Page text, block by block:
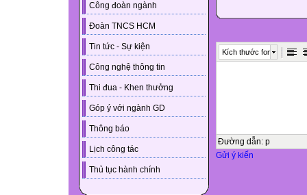
Công đoàn ngành
Đoàn TNCS HCM
Tin tức - Sự kiện
Công nghệ thông tin
Thi đua - Khen thưởng
Góp ý với ngành GD
Thông báo
Lịch công tác
Thủ tục hành chính
Kích thước font
Đường dẫn: p
Gửi ý kiến